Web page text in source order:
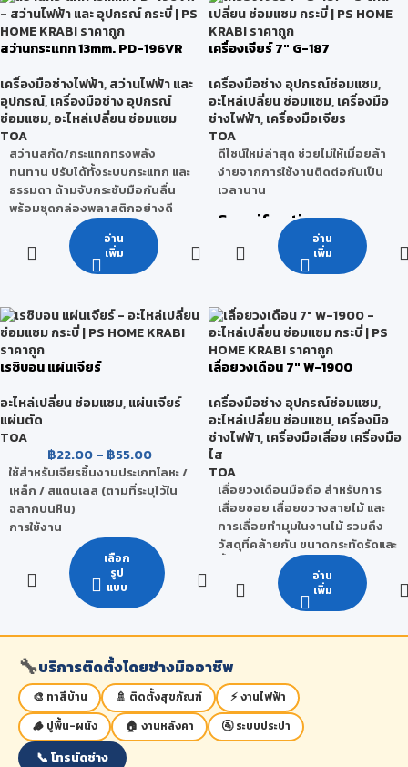
สามารถใช้ได้กับการขัดมือ และ
เครื่องขัดได้
สว่านกระแทก 13mm. PD-196VR
เครื่องมือช่างไฟฟ้า,สว่านไฟฟ้า และ
อุปกรณ์,เครื่องมือช่าง อุปกรณ์
ซ่อมแซม,อะไหล่เปลี่ยน ซ่อมแซม
TOA
สว่านสกัด/กระแทกทรงพลัง
ทนทาน ปรับได้ทั้งระบบกระแทก และ
ธรรมดา ด้ามจับกระชับมือกันลื่น
พร้อมชุดกล่องพลาสติกอย่างดี
Specification
710 วัตต์
ขนาดหัวจับ
ดอก
13 มม.
การกระแทก
46,800
ครั้ง/นาที
ความสามารถ
ในการเจาะไม้
25 มม.
ความสามารถ
ในการเจาะเหล็ก
ความสามารถ
ในการเจาะ
19 มม.
ความเร็วรอบ
2,600
รอบ/นาที
ความยาวของ
เครื่องมือโดย
รวม
299 มม.
อ่าน
เพิ่ม
เครื่องเจียร์ 7″ G-187
เครื่องมือช่าง อุปกรณ์ซ่อมแซม,
อะไหล่เปลี่ยน ซ่อมแซม,เครื่องมือ
ช่างไฟฟ้า,เครื่องมือเจียร
TOA
ดีไซน์ใหม่ล่าสุด ช่วยไม่ให้เมื่อยล้า
ง่ายจากการใช้งานติดต่อกันเป็น
เวลานาน
Specification
กำลังไฟฟ้า
2,200
วัตต์
ขนาดแผ่นเจียร์
สูงสุด
180 มม.
(7")
ความเร็วรอบ
นาที
เครื่องมือโดย
รวม
น้ำหนักรวมของ
เครื่องมือ
4.8 กก.
อ่าน
เพิ่ม
เรซิบอน แผ่นเจียร์
อะไหล่เปลี่ยน ซ่อมแซม,แผ่นเจียร์
แผ่นตัด
TOA
฿22.00– ฿55.00
ใช้สำหรับเจียรชิ้นงานประเภทโลหะ /
เหล็ก / สแตนเลส (ตามที่ระบุไว้ใน
ฉลากบนหิน)
การใช้งาน
ควรใช้ให้ถูกประเภทตาม
เครื่องหมาย และข้อบ่งชี้ที่ระบุไว้บน
ฉลากของหิน เช่น ให้สวมอุปกรณ์
ป้องกันเสียง, ให้สวมหน้ากากกัน
ข้อควรระวัง
หินเจียร์เป็นประเภทใช้กับงานหนัก
ควรปฏิบัติตามข้อบ่งใช้ที่ระบุบน
ฉลากของใบเจียร์ และควรศึกษาวิธี
การใช้งานให้ถูกวิธี
เลือก
รูป
แบบ
เลื่อยวงเดือน 7″ W-1900
เครื่องมือช่าง อุปกรณ์ซ่อมแซม,
อะไหล่เปลี่ยน ซ่อมแซม,เครื่องมือ
ช่างไฟฟ้า,เครื่องมือเลื่อย เครื่องมือ
ไส
TOA
เลื่อยวงเดือนมือถือ สำหรับการ
เลื่อยซอย เลื่อยขวางลายไม้ และ
การเลื่อยทำมุมในงานไม้ รวมถึง
วัสดุที่คล้ายกัน ขนาดกระทัดรัดและ
น้ำหนักเบา ตัวเครื่องออกแบบให้
ปรับองศาได้ทั้ง 2 ด้าน เพิ่มความ
สะดวกและแม่นยำ
Specification
ขนาดเพลา
อ่าน
เพิ่ม
🔧บริการติดตั้งโดยช่างมืออาชีพ
🎨 ทาสีบ้าน 🚿 ติดตั้งสุขภัณฑ์
⚡ งานไฟฟ้า
🪵 ปูพื้น-ผนัง
🏠 งานหลังคา 🚰 ระบบประปา
📞 โทรนัดช่าง